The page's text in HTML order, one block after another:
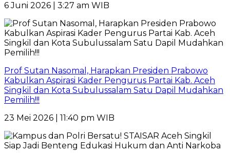
6 Juni 2026 | 3:27 am WIB
Prof Sutan Nasomal, Harapkan Presiden Prabowo
Kabulkan Aspirasi Kader Pengurus Partai Kab. Aceh
Singkil dan Kota Subulussalam Satu Dapil Mudahkan
Pemilih!!!
23 Mei 2026 | 11:40 pm WIB